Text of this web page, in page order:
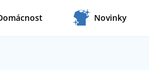
Novinky